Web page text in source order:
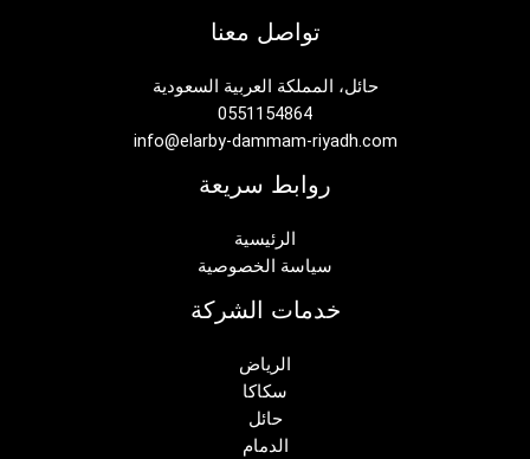
تواصل معنا
حائل، المملكة العربية السعودية
0551154864
info@elarby-dammam-riyadh.com
روابط سريعة
الرئيسية
سياسة الخصوصية
خدمات الشركة
الرياض
سكاكا
حائل
الدمام